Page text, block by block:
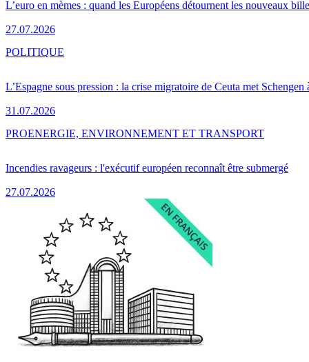
L’euro en mèmes : quand les Européens détournent les nouveaux
27.07.2026
L’Espagne sous pression : la crise migratoire de Ceuta met Schengen
31.07.2026
POLITIQUE
Incendies ravageurs : l'exécutif européen reconnaît être submergé
27.07.2026
PROENERGIE, ENVIRONNEMENT ET TRANSPORT